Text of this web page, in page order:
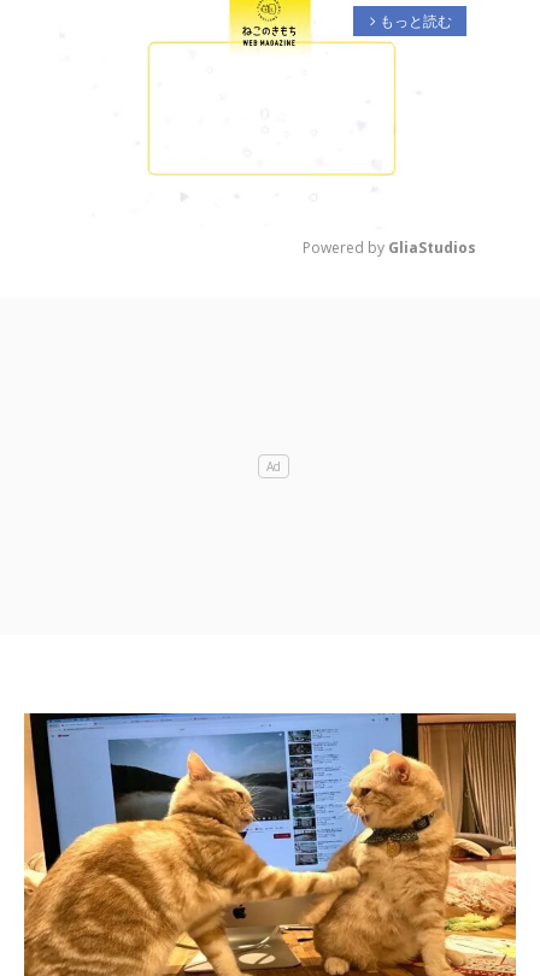
arrow_forward_ios もっと読む
Powered by GliaStudios